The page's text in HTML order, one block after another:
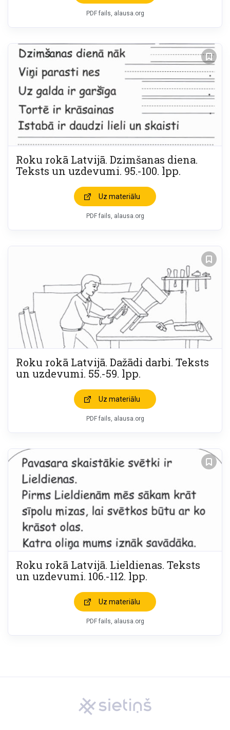
PDF fails, alausa.org
Roku rokā Latvijā. Dzimšanas diena.
Teksts un uzdevumi. 95.-100. lpp.
Uz materiālu
PDF fails, alausa.org
Roku rokā Latvijā. Dažādi darbi. Teksts
un uzdevumi. 55.-59. lpp.
Uz materiālu
PDF fails, alausa.org
Roku rokā Latvijā. Lieldienas. Teksts
un uzdevumi. 106.-112. lpp.
Uz materiālu
PDF fails, alausa.org